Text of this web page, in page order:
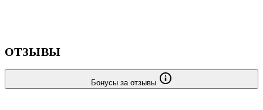
ОТЗЫВЫ
Бонусы за отзывы